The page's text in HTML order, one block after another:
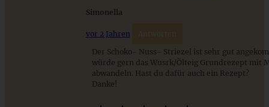
Bärlauch-Spinat-Frittata
Simonella
vor 2 Jahren Antworten
Der Schoko- Nuss- Striezel ist sehr gut
würde gern das Wusrk/Ölteig Grundrezept mit
abwandeln. Hast du dafür auch ein Rezept?
Danke!